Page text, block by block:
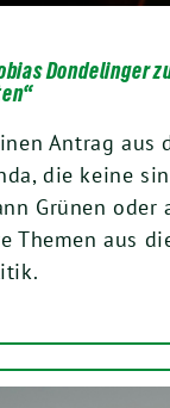
Dondelinger
Antrag aus
die keine
Grünen oder
Themen aus